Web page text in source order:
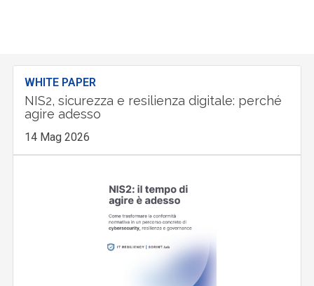
WHITE PAPER
NIS2, sicurezza e resilienza digitale: perché
agire adesso
14 Mag 2026